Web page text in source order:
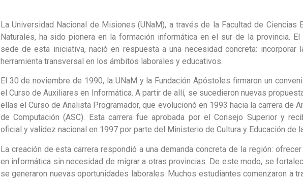
La Universidad Nacional de Misiones (UNaM), a través de la Facultad de Ciencias
Naturales, ha sido pionera en la formación informática en el sur de la provincia.
sede de esta iniciativa, nació en respuesta a una necesidad concreta: incorporar
herramienta transversal en los ámbitos laborales y educativos.
El 30 de noviembre de 1990, la UNaM y la Fundación Apóstoles firmaron un
el Curso de Auxiliares en Informática. A partir de allí, se sucedieron nuevas
ellas el Curso de Analista Programador, que evolucionó en 1993 hacia la carrera de
de Computación (ASC). Esta carrera fue aprobada por el Consejo Superior y
oficial y validez nacional en 1997 por parte del Ministerio de Cultura y Educación de
La creación de esta carrera respondió a una demanda concreta de la región:
en informática sin necesidad de migrar a otras provincias. De este modo, se
se generaron nuevas oportunidades laborales. Muchos estudiantes comenzaron a